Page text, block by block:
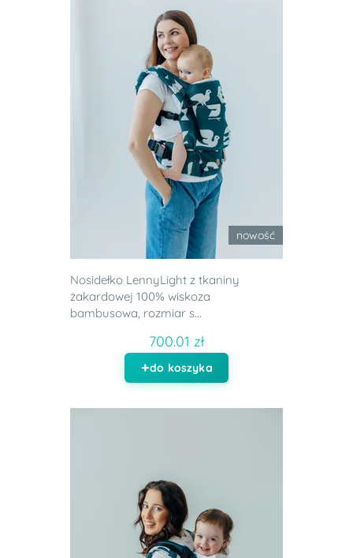
nowość
Nosidełko LennyLight z tkaniny
żakardowej 100% wiskoza
bambusowa, rozmiar s...
700.01 zł
do koszyka